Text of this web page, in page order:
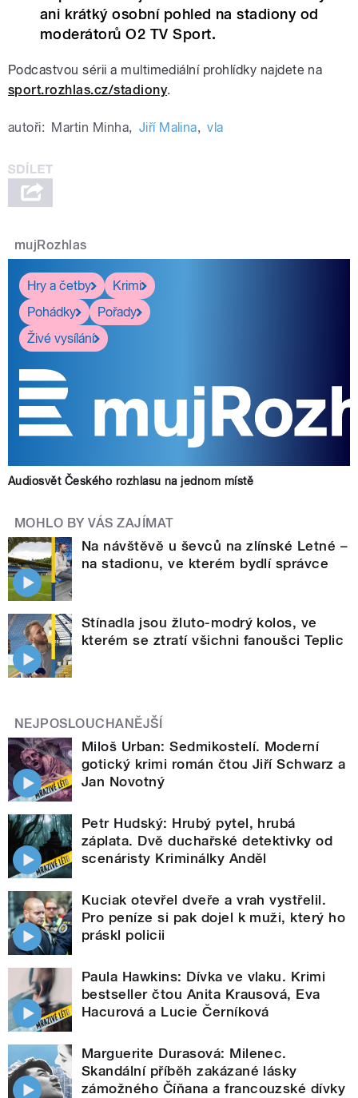
ani krátký osobní pohled na stadiony od
moderátorů O2 TV Sport.
Podcastvou sérii a multimediálníprohlídky najdete na
sport.rozhlas.cz/stadiony.
autoři: Martin Minha, Jiří Malina, vla
mujRozhlas
Hry a četby
Krimi
Pohádky
Pořady
Živé vysílání
Audiosvět Českého rozhlasu na jednom místě
MOHLO BY VÁS ZAJÍMAT
Na návštěvě u ševců na zlínské Letné –
na stadionu, ve kterém bydlí správce
Stínadla jsou žluto-modrý kolos, ve
kterém se ztratí všichni fanoušci Teplic
NEJPOSLOUCHANĚJŠÍ
Miloš Urban: Sedmikostelí. Moderní
gotický krimi román čtou Jiří Schwarz a
Jan Novotný
Petr Hudský: Hrubý pytel, hrubá
záplata. Dvě duchařské detektivky od
scenáristy Kriminálky Anděl
Kuciak otevřel dveře a vrah vystřelil.
Pro peníze si pak dojel k muži, který ho
práskl policii
Paula Hawkins: Dívka ve vlaku. Krimi
bestseller čtou Anita Krausová, Eva
Hacurová a Lucie Černíková
Marguerite Durasová: Milenec.
Skandální příběh zakázané lásky
zámožného Číňana a francouzské dívky